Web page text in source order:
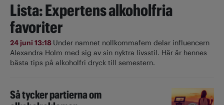
Lista: Expertens alkoholfria
favoriter
24 juni 13:18 Under namnet nollkommafem delar influencern
Alexandra Holm med sig av sin nyktra livsstil. Här är hennes
bästa tips på alkoholfri dryck till semestern.
Så tycker partierna om